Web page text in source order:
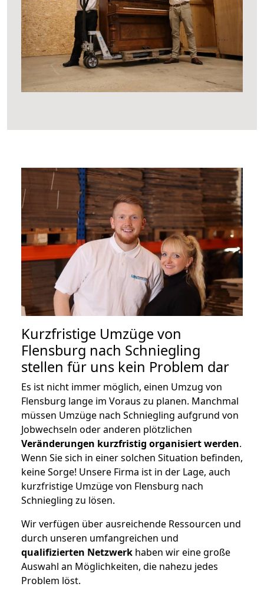
Kurzfristige Umzüge von
Flensburg nach Schniegling
stellen für uns kein Problem dar
Es ist nicht immer möglich, einen Umzug von
Flensburg lange im Voraus zu planen. Manchmal
müssen Umzüge nach Schniegling aufgrund von
Jobwechseln oder anderen plötzlichen
Veränderungen kurzfristig organisiert werden.
Wenn Sie sich in einer solchen Situation befinden,
keine Sorge! Unsere Firma ist in der Lage, auch
kurzfristige Umzüge von Flensburg nach
Schniegling zu lösen.
Wir verfügen über ausreichende Ressourcen und
durch unseren umfangreichen und
qualifizierten Netzwerk haben wir eine große
Auswahl an Möglichkeiten, die nahezu jedes
Problem löst.